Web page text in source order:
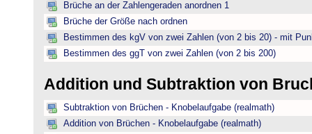
Brüche an der Zahlengeraden anordnen 1
Brüche der Größe nach ordnen
Bestimmen des kgV von zwei Zahlen (von 2 bis 20) - mit
Bestimmen des ggT von zwei Zahlen (von 2 bis 200)
Addition und Subtraktion von
Subtraktion von Brüchen - Knobelaufgabe (realmath)
Addition von Brüchen - Knobelaufgabe (realmath)